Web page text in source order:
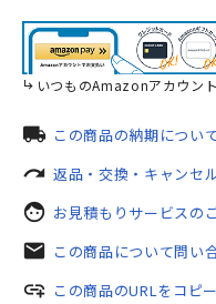
いつものAmazonアカウン
local_shipping この商品の納期につい
redo 返品・交換・キャンセ
face お見積もりサービスの
mail この商品について問い
add_link この商品のURLをコピ